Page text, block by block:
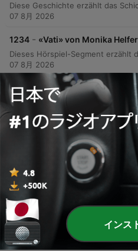
07 8月 2026
1234 - «Vati» von Monika Helfer
07 8月 2026
1233 - «Löwenherz» von
07 8月 2026
3/3 «Tartarin bezwingt
von Alphonse Daudet
07 8月 2026
どのくらい
インス